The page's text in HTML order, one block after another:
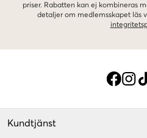
priser. Rabatten kan ej kombineras
detaljer om medlemsskapet läs
Kundtjänst